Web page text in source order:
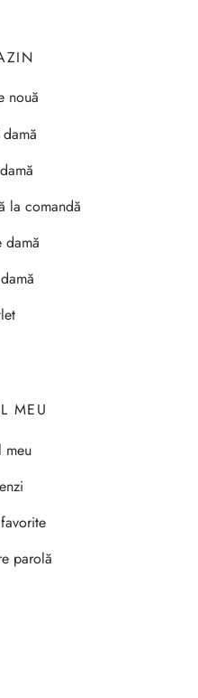
nouă
la comandă
damă
MEU
meu
parolă